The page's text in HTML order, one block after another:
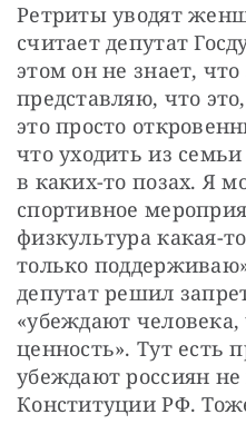
Ретриты уводят
считает депутат
этом он не знает, что
представляю, что
это просто
что уходить из
в каких-то позах. Я
спортивное
физкультура какая-
только
депутат решил
«убеждают
ценность». Тут есть
убеждают россиян не
Конституции РФ.